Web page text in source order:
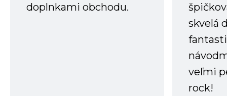
doplnkami obchodu.
skvelá
veľmi
rock!